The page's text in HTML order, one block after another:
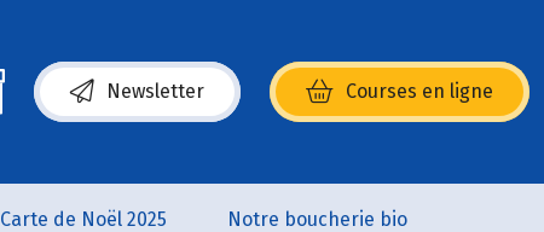
Newsletter Courses en ligne
(s’ouvre dans une nouvelle fenêtre)
Carte de Noël 2025 Notre boucherie bio